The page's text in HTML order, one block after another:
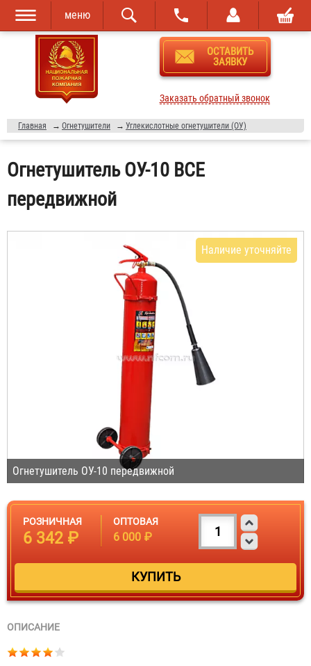
Перейти к
основному
содержанию
Skip to
navigation
меню
ОСТАВИТЬ
ЗАЯВКУ
Заказать обратный звонок
Главная → Огнетушители → Углекислотные огнетушители (ОУ)
Огнетушитель ОУ-10 BCE
передвижной
Огнетушитель ОУ-10 передвижной
Наличие уточняйте
РОЗНИЧНАЯ
6 342 ₽
ОПТОВАЯ
6 000 ₽
ОПИСАНИЕ